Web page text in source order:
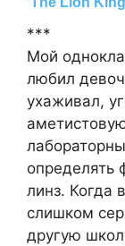
***
Мой
любил
ухаживал,
определять
линз. Когда
слишком
другую